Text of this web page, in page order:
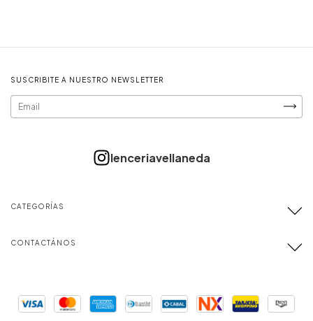
SUSCRIBITE A NUESTRO NEWSLETTER
CATEGORÍAS
CONTACTÁNOS